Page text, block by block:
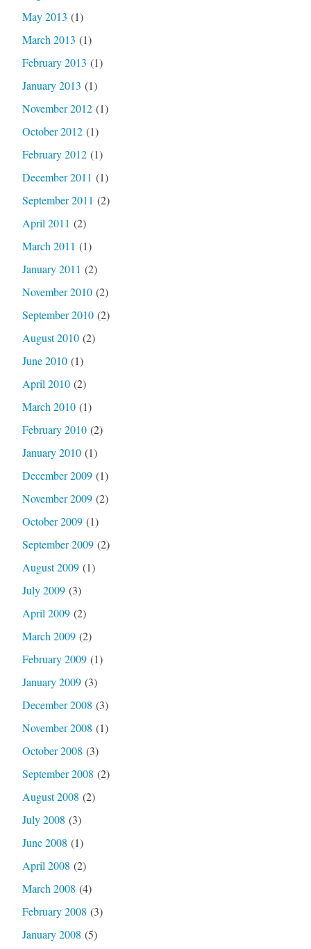
May 2013 (1)
March 2013 (1)
February 2013 (1)
January 2013 (1)
November 2012(1)
October 2012(1)
February 2012(1)
December 2011 (1)
September 2011 (2)
April 2011 (2)
March 2011 (1)
January 2011 (2)
November 2010(2)
September 2010(2)
August 2010(2)
June 2010(1)
April 2010(2)
March 2010(1)
February 2010(2)
January 2010(1)
December 2009(1)
November 2009(2)
October 2009(1)
September 2009(2)
August 2009(1)
July 2009(3)
April 2009(2)
March 2009(2)
February 2009(1)
January 2009(3)
December 2008 (3)
November 2008 (1)
October 2008 (3)
September 2008 (2)
August 2008 (2)
July 2008 (3)
June 2008 (1)
April 2008 (2)
March 2008 (4)
February 2008 (3)
January 2008 (5)